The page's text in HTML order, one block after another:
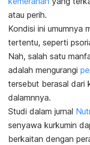
atau perih.
Kondisi ini umumnya
tertentu, seperti
Nah, salah satu
adalah mengurangi
tersebut berasal dari
dalamnnya.
Studi dalam jurnal
senyawa kurkumin
berkaitan dengan